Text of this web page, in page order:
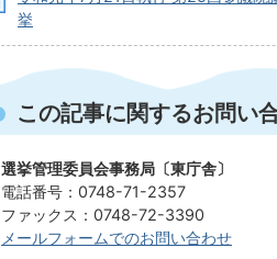
挙
この記事に関するお問い
選挙管理委員会事務局〔東庁舎〕
電話番号：0748-71-2357
ファックス：0748-72-3390
メールフォームでのお問い合わせ